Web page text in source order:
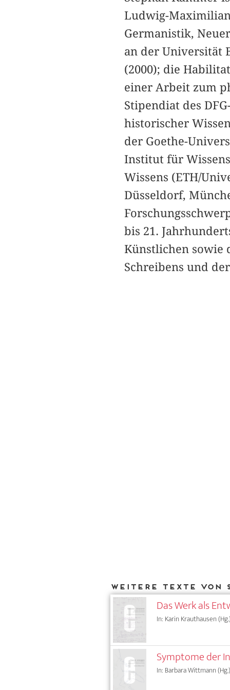
Ludwig-
Germanistik,
an der Universität
(2000); die
einer Arbeit zum
Stipendiat des
historischer
der Goethe-
Institut für
Wissens (ETH/
Düsseldorf,
bis 21.
Künstlichen sowie
Schreibens und
Weitere Texte von
Das Werk als
In: Karin Krauthausen
Symptome der
In: Barbara Wittmann